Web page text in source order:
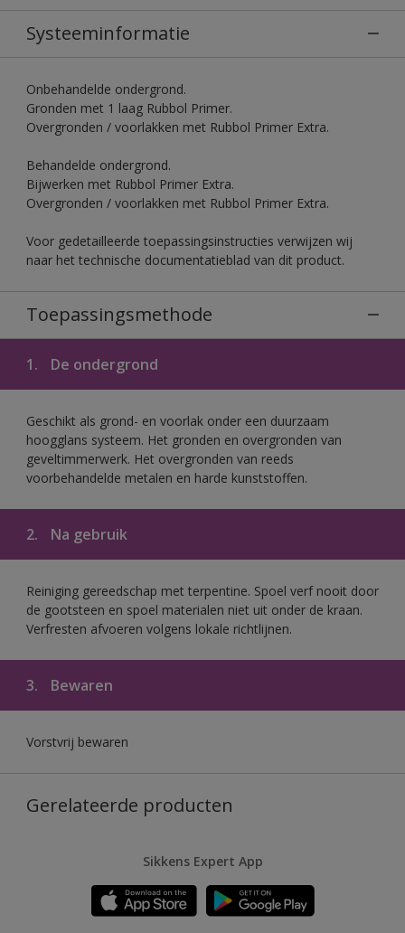
Systeeminformatie
Onbehandelde ondergrond.
Gronden met 1 laag Rubbol Primer.
Overgronden / voorlakken met Rubbol Primer Extra.
Behandelde ondergrond.
Bijwerken met Rubbol Primer Extra.
Overgronden / voorlakken met Rubbol Primer Extra.
Voor gedetailleerde toepassingsinstructies verwijzen wij
naar het technische documentatieblad van dit product.
Toepassingsmethode
1. De ondergrond
Geschikt als grond- en voorlak onder een duurzaam
hoogglans systeem. Het gronden en overgronden van
geveltimmerwerk. Het overgronden van reeds
voorbehandelde metalen en harde kunststoffen.
2. Na gebruik
Reiniging gereedschap met terpentine. Spoel verf nooit door
de gootsteen en spoel materialen niet uit onder de kraan.
Verfresten afvoeren volgens lokale richtlijnen.
3. Bewaren
Vorstvrij bewaren
Gerelateerde producten
Sikkens Expert App